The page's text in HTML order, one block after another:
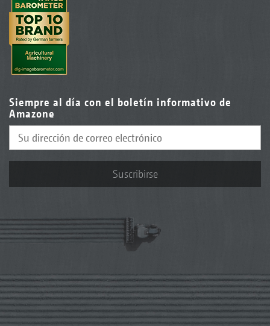
Siempre al día con el boletín informativo de
Amazone
Suscribirse